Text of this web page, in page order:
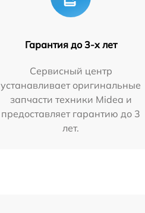
Гарантия до 3-х лет
Сервисный центр
устанавливает оригинальные
запчасти техники Midea и
предоставляет гарантию до 3
лет.